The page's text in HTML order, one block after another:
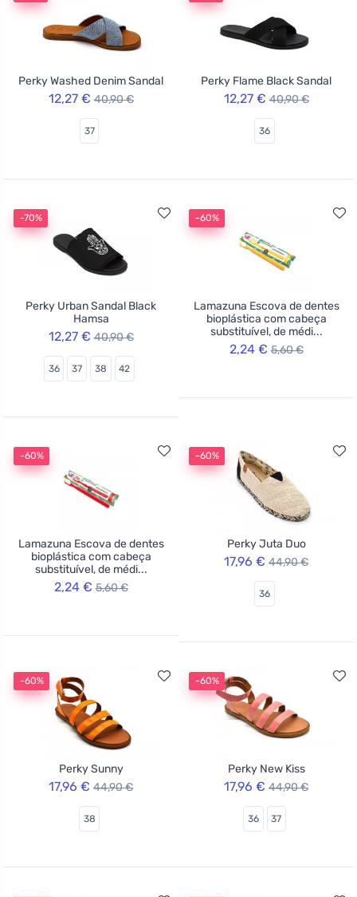
Perky Washed Denim Sandal
12,27 € 40,90 €
37
Perky Flame Black Sandal
12,27 € 40,90 €
36
-70%
Perky Urban Sandal Black
Hamsa
12,27 € 40,90 €
36 37 38 42
-60%
Lamazuna Escova de dentes
bioplástica com cabeça
substituível, de médi...
2,24 € 5,60 €
-60%
Lamazuna Escova de dentes
bioplástica com cabeça
substituível, de médi...
2,24 € 5,60 €
-60%
Perky Juta Duo
17,96 € 44,90 €
36
-60%
Perky Sunny
17,96 € 44,90 €
38
-60%
Perky New Kiss
17,96 € 44,90 €
36 37